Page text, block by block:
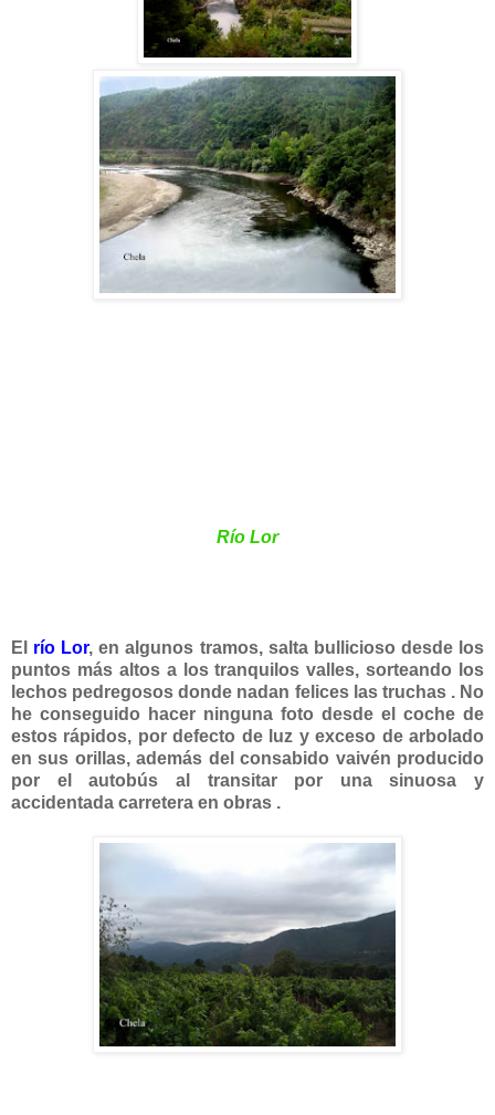
Río Lor
El río Lor, en algunos tramos, salta bullicioso desde los
puntos más altos a los tranquilos valles, sorteando los
lechos pedregosos donde nadan felices las truchas . No
he conseguido hacer ninguna foto desde el coche de
estos rápidos, por defecto de luz y exceso de arbolado
en sus orillas, además del consabido vaivén producido
por el autobús al transitar por una sinuosa y
accidentada carretera en obras .